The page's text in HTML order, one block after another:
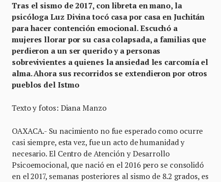
Tras el sismo de 2017, con libreta en mano, la
psicóloga Luz Divina tocó casa por casa en Juchitán
para hacer contención emocional. Escuchó a
mujeres llorar por su casa colapsada, a familias que
perdieron a un ser querido y a personas
sobrevivientes a quienes la ansiedad les carcomía el
alma. Ahora sus recorridos se extendieron por otros
pueblos del Istmo
Texto y fotos: Diana Manzo
OAXACA.- Su nacimiento no fue esperado como ocurre
casi siempre, esta vez, fue un acto de humanidad y
necesario. El Centro de Atención y Desarrollo
Psicoemocional, que nació en el 2016 pero se consolidó
en el 2017, semanas posteriores al sismo de 8.2 grados, es